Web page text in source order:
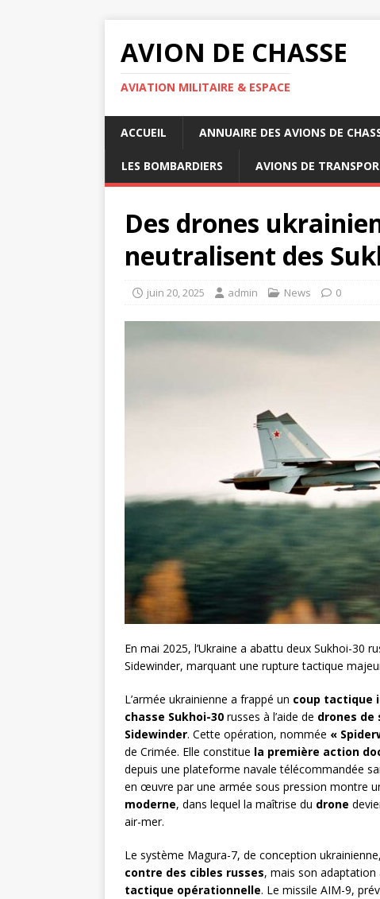
AVION DE CHASSE
AVIATION MILITAIRE & ESPACE
ACCUEIL ANNUAIRE DES AVIONS DE
LES BOMBARDIERS AVIONS DE
Des drones
neutralisent des
juin 20, 2025 admin News 0
En mai 2025, l’Ukraine a abattu deux Sukhoi-30
Sidewinder, marquant une rupture tactique
L’armée ukrainienne a frappé un coup tactique
chasse Sukhoi-30 russes à l’aide de drones de
Sidewinder. Cette opération, nommée «
de Crimée. Elle constitue la première action
depuis une plateforme navale télécommandée
en œuvre par une armée sous pression montre
moderne, dans lequel la maîtrise du drone
air-mer.
Le système Magura-7, de conception
contre des cibles russes, mais son
tactique opérationnelle. Le missile AIM-9,